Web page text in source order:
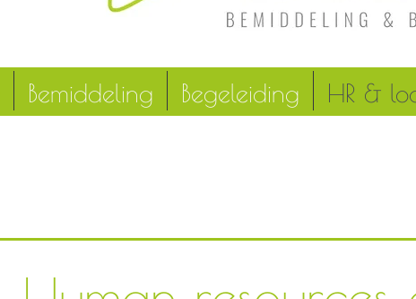
Bemiddeling Begeleiding HR &